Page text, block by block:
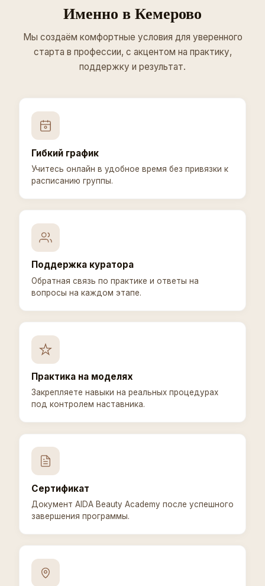
Именно в Кемерово
Мы создаём комфортные условия для уверенного
старта в профессии, с акцентом на практику,
поддержку и результат.
Гибкий график
Учитесь онлайн в удобное время без привязки к
расписанию группы.
Поддержка куратора
Обратная связь по практике и ответы на
вопросы на каждом этапе.
Практика на моделях
Закрепляете навыки на реальных процедурах
под контролем наставника.
Сертификат
Документ AIDA Beauty Academy после успешного
завершения программы.